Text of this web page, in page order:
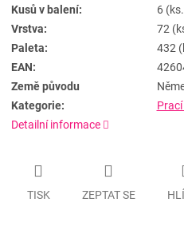
Kusů v balení:
6
Vrstva:
72
Paleta:
432
EAN:
Země původu
Kategorie:
Detailní informace
TISK ZEPTAT SE